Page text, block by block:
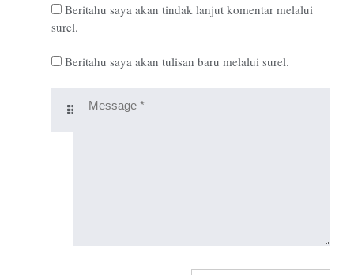
Beritahu saya akan tindak lanjut komentar melalui
surel.
Beritahu saya akan tulisan baru melalui surel.